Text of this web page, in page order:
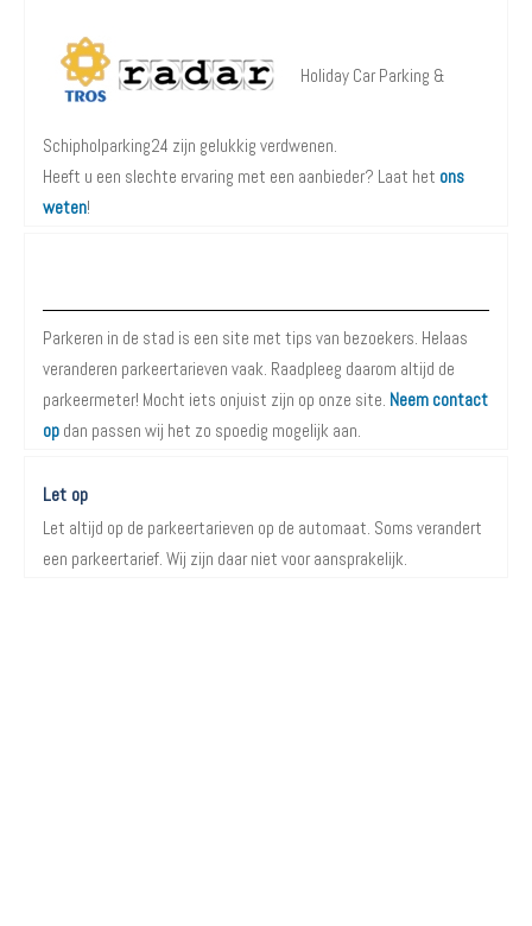
Holiday Car Parking &
Schipholparking24 zijn gelukkig verdwenen.
Heeft u een slechte ervaring met een aanbieder? Laat het ons
weten!
Parkeren in de stad is een site met tips van bezoekers. Helaas
veranderen parkeertarieven vaak. Raadpleeg daarom altijd de
parkeermeter! Mocht iets onjuist zijn op onze site. Neem contact
op dan passen wij het zo spoedig mogelijk aan.
Let op
Let altijd op de parkeertarieven op de automaat. Soms verandert
een parkeertarief. Wij zijn daar niet voor aansprakelijk.